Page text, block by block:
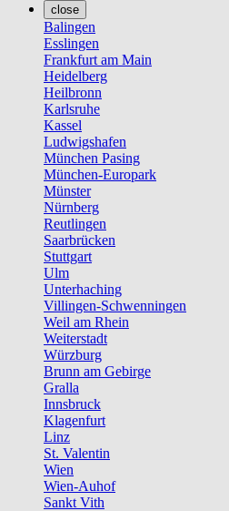
close
Balingen
Esslingen
Frankfurt am Main
Heidelberg
Heilbronn
Karlsruhe
Kassel
Ludwigshafen
München Pasing
München-Europark
Münster
Nürnberg
Reutlingen
Saarbrücken
Stuttgart
Ulm
Unterhaching
Villingen-Schwenningen
Weil am Rhein
Weiterstadt
Würzburg
Brunn am Gebirge
Gralla
Innsbruck
Klagenfurt
Linz
St. Valentin
Wien
Wien-Auhof
Sankt Vith